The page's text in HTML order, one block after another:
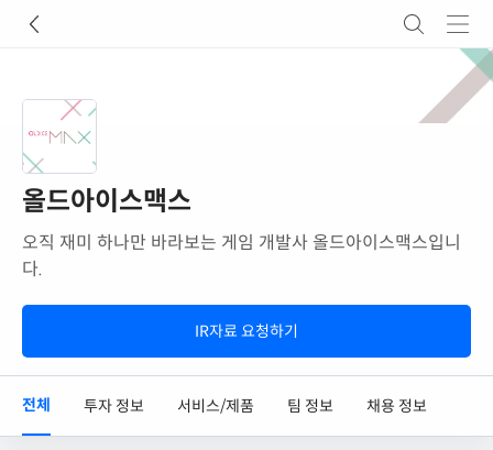
올드아이스맥스
오직 재미 하나만 바라보는 게임 개발사 올드아이스맥스입니
다.
IR자료 요청하기
전체 투자 정보 서비스/제품 팀 정보 채용 정보